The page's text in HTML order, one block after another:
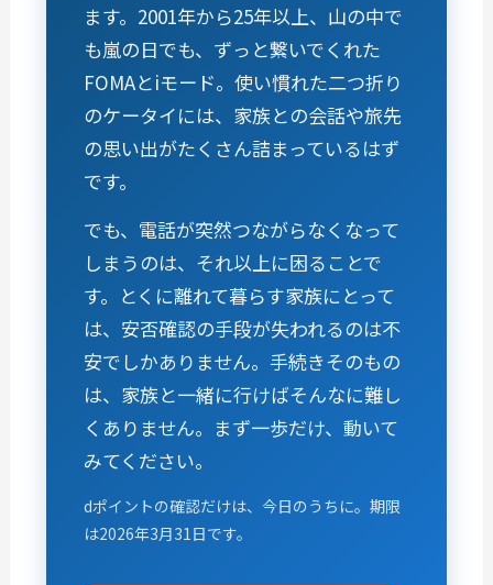
ます。2001年から25年以上、山の中で
も嵐の日でも、ずっと繋いでくれた
FOMAとiモード。使い慣れた二つ折り
のケータイには、家族との会話や旅先
の思い出がたくさん詰まっているはず
です。
でも、電話が突然つながらなくなって
しまうのは、それ以上に困ることで
す。とくに離れて暮らす家族にとって
は、安否確認の手段が失われるのは不
安でしかありません。手続きそのもの
は、家族と一緒に行けばそんなに難し
くありません。まず一歩だけ、動いて
みてください。
dポイントの確認だけは、今日のうちに。期限
は2026年3月31日です。